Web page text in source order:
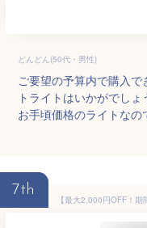
どんどん(50代・男性)
ご要望の予算内で購入
トライトはいかがでし
お手頃価格のライトなの
7th